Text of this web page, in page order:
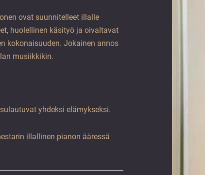
ovat suunnitelleet illalle
huolellinen käsityö ja oivaltavat
kokonaisuuden. Jokainen annos
musiikkikin.
yhdeksi elämykseksi.
illallinen pianon ääressä